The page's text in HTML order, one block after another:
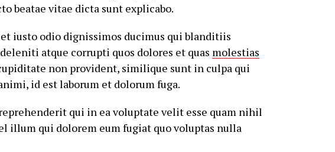
beatae vitae dicta sunt explicabo.
et iusto odio dignissimos ducimus qui blanditiis
atque corrupti quos dolores et quas molestias
non provident, similique sunt in culpa qui
id est laborum et dolorum fuga.
qui in ea voluptate velit esse quam nihil
illum qui dolorem eum fugiat quo voluptas nulla